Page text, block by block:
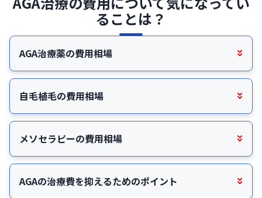
ることは？
AGA治療薬の費用相場
自毛植毛の費用相場
メソセラピーの費用相場
AGAの治療費を抑えるためのポイント